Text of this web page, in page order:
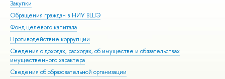
Закупки
Обращения граждан в НИУ ВШЭ
Фонд целевого капитала
Противодействие коррупции
Сведения о доходах, расходах, об имуществе и обязательствах
имущественного характера
Сведения об образовательной организации